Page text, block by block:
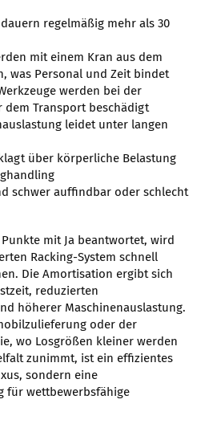
dauern regelmäßig mehr als 30
mit einem Kran aus dem
was Personal und Zeit bindet
werden bei der
dem Transport beschädigt
leidet unter langen
über körperliche Belastung
schwer auffindbar oder schlecht
mit Ja beantwortet, wird
Racking-System schnell
Die Amortisation ergibt sich
reduzierten
höherer Maschinenauslastung.
oder der
wo Losgrößen kleiner werden
zunimmt, ist ein effizientes
sondern eine
für wettbewerbsfähige